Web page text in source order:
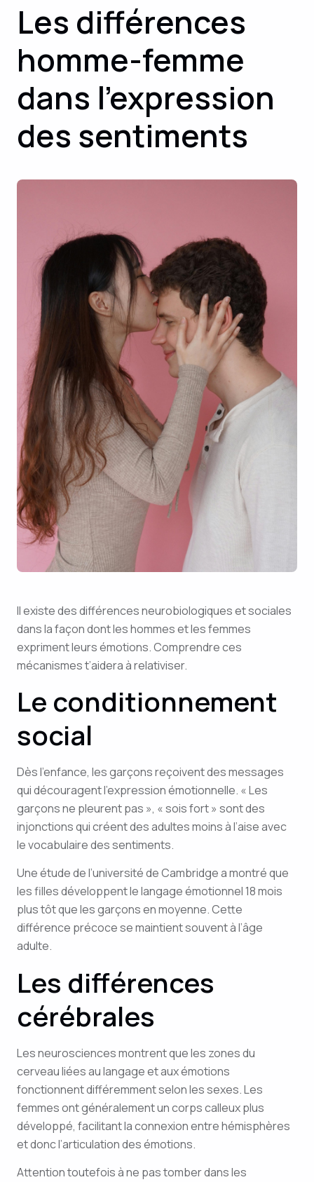
Les différences
homme-femme
dans l’expression
des sentiments
Il existe des différences neurobiologiques et sociales
dans la façon dont les hommes et les femmes
expriment leurs émotions. Comprendre ces
mécanismes t’aidera à relativiser.
Le conditionnement
social
Dès l’enfance, les garçons reçoivent des messages
qui découragent l’expression émotionnelle. « Les
garçons ne pleurent pas », « sois fort » sont des
injonctions qui créent des adultes moins à l’aise avec
le vocabulaire des sentiments.
Une étude de l’université de Cambridge a montré que
les filles développent le langage émotionnel 18 mois
plus tôt que les garçons en moyenne. Cette
différence précoce se maintient souvent à l’âge
adulte.
Les différences
cérébrales
Les neurosciences montrent que les zones du
cerveau liées au langage et aux émotions
fonctionnent différemment selon les sexes. Les
femmes ont généralement un corps calleux plus
développé, facilitant la connexion entre hémisphères
et donc l’articulation des émotions.
Attention toutefois à ne pas tomber dans les